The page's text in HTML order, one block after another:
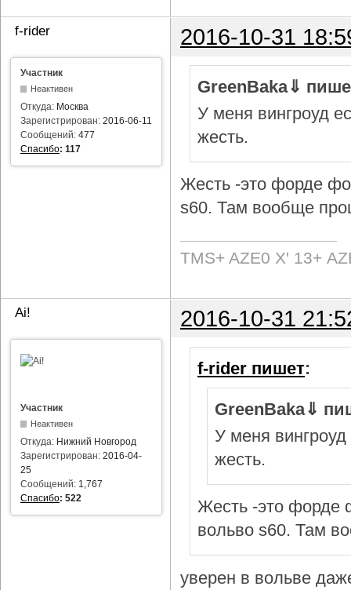
f-rider 2016-10-31
Участник
Неактивен
Откуда: Москва
Зарегистрирован: 2016-06-11
Сообщений: 477
Спасибо: 117
GreenBaka⇓
У меня вингроуд
жесть.
Жесть -это форде
s60. Там вообще
TMS+ AZE0 Х' 13+
Ai! 2016-10-31
Участник
Неактивен
Откуда: Нижний Новгород
Зарегистрирован: 2016-04-
25
Сообщений: 1,767
Спасибо: 522
f-rider пишет:
GreenBaka⇓
У меня вингроуд
жесть.
Жесть -это форде
вольво s60. Там
уверен в вольве